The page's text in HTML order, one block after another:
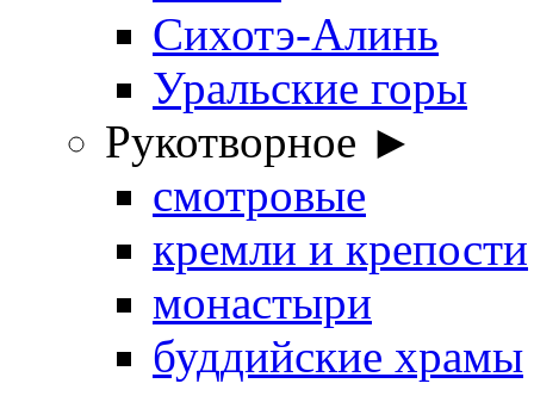
Сихотэ-Алинь
Уральские горы
Рукотворное ►
смотровые
кремли и крепости
монастыри
буддийские храмы